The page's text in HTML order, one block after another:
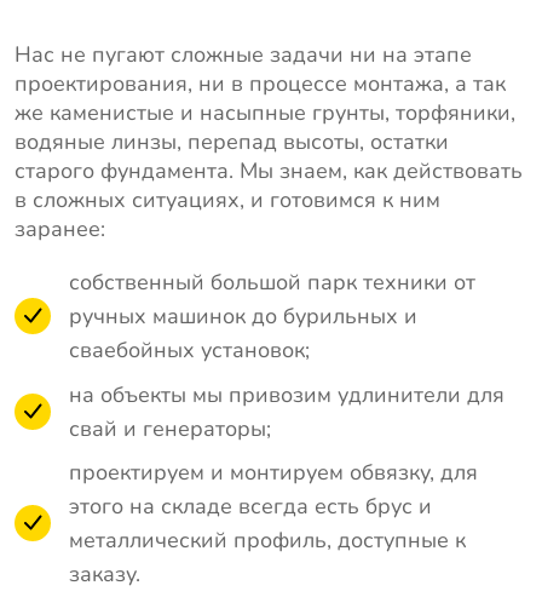
Нас не пугают сложные задачи ни на этапе
проектирования, ни в процессе монтажа, а так
же каменистые и насыпные грунты, торфяники,
водяные линзы, перепад высоты, остатки
старого фундамента. Мы знаем, как действовать
в сложных ситуациях, и готовимся к ним
заранее:
собственный большой парк техники от
ручных машинок до бурильных и
сваебойных установок;
на объекты мы привозим удлинители для
свай и генераторы;
проектируем и монтируем обвязку, для
этого на складе всегда есть брус и
металлический профиль, доступные к
заказу.